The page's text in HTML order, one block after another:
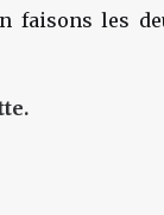
faisons les